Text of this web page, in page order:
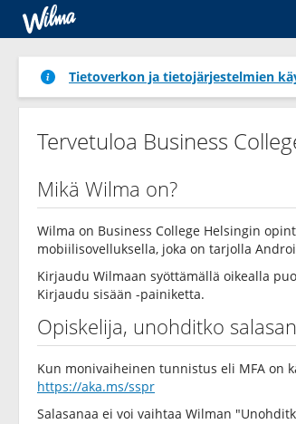
Tietoverkon ja tietojärjestelmien
Tervetuloa Business
Mikä Wilma on?
Wilma on Business College Helsingin
mobiilisovelluksella, joka on tarjolla
Kirjaudu Wilmaan syöttämällä oikealla
Kirjaudu sisään -painiketta.
Opiskelija, unohditko
Kun monivaiheinen tunnistus eli MFA on
https://aka.ms/sspr
Salasanaa ei voi vaihtaa Wilman